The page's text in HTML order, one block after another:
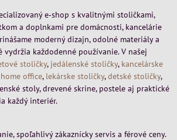
e‑shop s kvalitnými stoličkami,
a doplnkami pre domácnosti, kancelárie
moderný dizajn, odolné materiály a
vydržia každodenné používanie. V našej
stoličky, jedálenské stoličky, kancelárske
office, lekárske stoličky,detské stoličky,
stoly, drevené skrine, postele aj praktické
každý interiér.
spoľahlivý zákaznícky servis a férové ceny.